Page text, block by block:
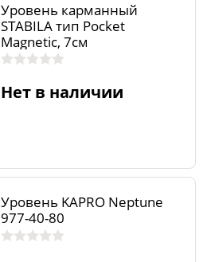
Уровень карманный
STABILA тип Pocket
Magnetic, 7см
Нет в наличии
Уровень KAPRO Neptune
977-40-80